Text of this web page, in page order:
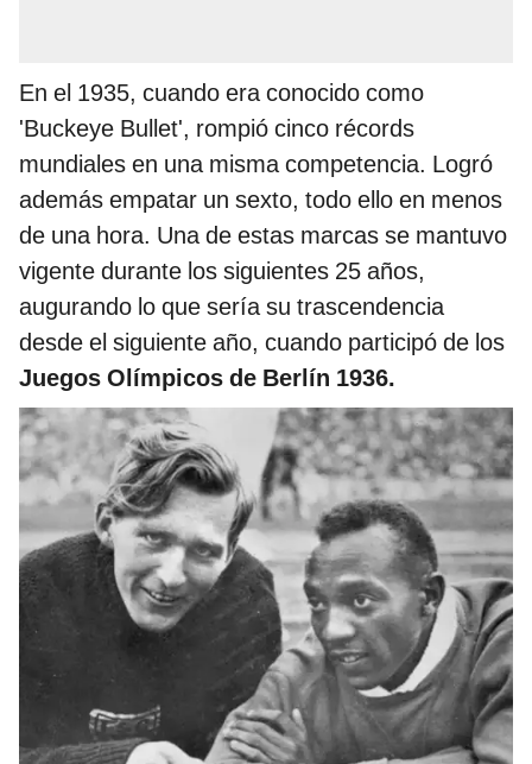
En el 1935, cuando era conocido como
'Buckeye Bullet', rompió cinco récords
mundiales en una misma competencia. Logró
además empatar un sexto, todo ello en menos
de una hora. Una de estas marcas se mantuvo
vigente durante los siguientes 25 años,
augurando lo que sería su trascendencia
desde el siguiente año, cuando participó de los
Juegos Olímpicos de Berlín 1936.